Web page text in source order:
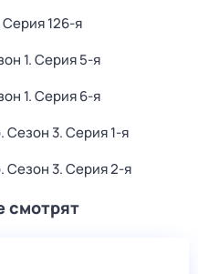
Серия 126-я
1. Серия 5-я
1. Серия 6-я
. Сезон 3. Серия 1-я
. Сезон 3. Серия 2-я
смотрят